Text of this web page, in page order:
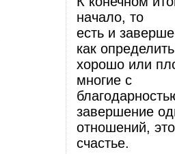
начало, то
есть и
как
хорошо или
многие с
завершение
отношений,
счастье.